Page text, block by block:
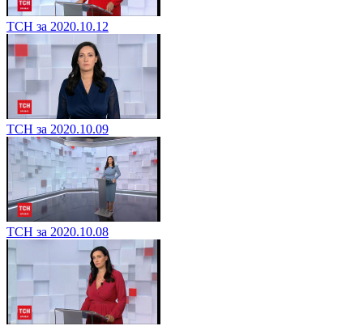
ТСН за 2020.10.12
ТСН за 2020.10.09
ТСН за 2020.10.08